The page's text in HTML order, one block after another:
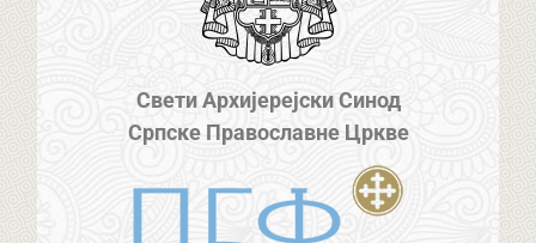
Свети Архијерејски Синод
Српске Православне Цркве